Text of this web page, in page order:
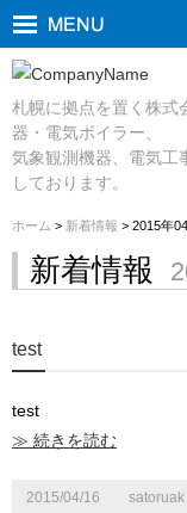
札幌に拠点を置く株式
器・電気ボイラー、
気象観測機器、電気工
しております。
ホーム > 新着情報 > 2015年
新着情報
test
test
≫ 続きを読む
2015/04/16 satoruak